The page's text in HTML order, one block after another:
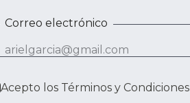
Correo electrónico
Acepto los Términos y Condiciones